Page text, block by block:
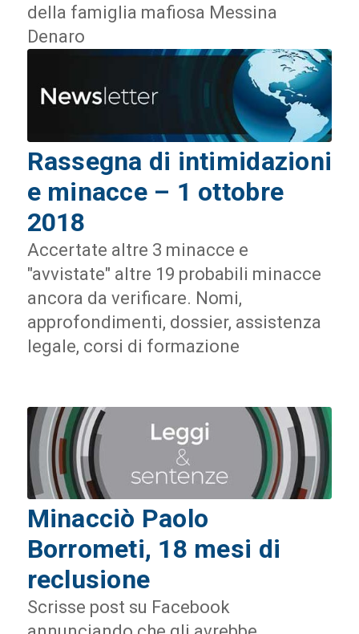
della famiglia mafiosa Messina
Denaro
Rassegna di intimidazioni
e minacce – 1 ottobre
2018
Accertate altre 3 minacce e
"avvistate" altre 19 probabili minacce
ancora da verificare. Nomi,
approfondimenti, dossier, assistenza
legale, corsi di formazione
Minacciò Paolo
Borrometi, 18 mesi di
reclusione
Scrisse post su Facebook